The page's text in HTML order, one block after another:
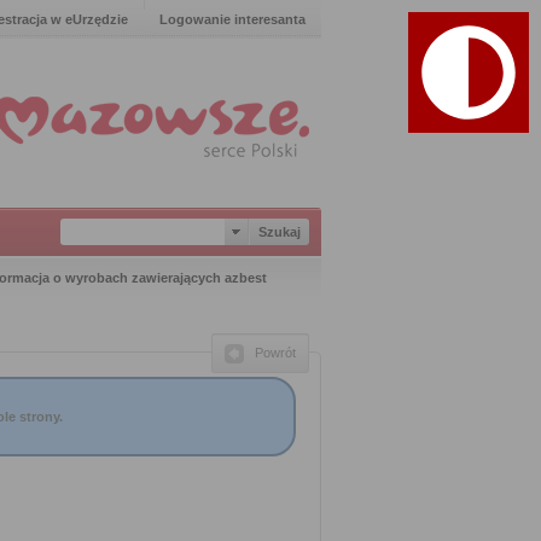
w eUrzędzie Logowanie interesanta
o wyrobach zawierających azbest
Powrót
strony.